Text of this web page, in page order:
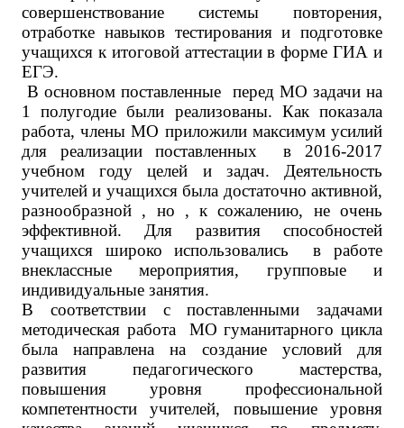
совершенствование системы повторения,
отработке навыков тестирования и подготовке
учащихся к итоговой аттестации в форме ГИА и
ЕГЭ.
В основном поставленные перед МО задачи на
1 полугодие были реализованы. Как показала
работа, члены МО приложили максимум усилий
для реализации поставленных в 2016-2017
учебном году целей и задач. Деятельность
учителей и учащихся была достаточно активной,
разнообразной , но , к сожалению, не очень
эффективной. Для развития способностей
учащихся широко использовались в работе
внеклассные мероприятия, групповые и
индивидуальные занятия.
В соответствии с поставленными задачами
методическая работа МО гуманитарного цикла
была направлена на создание условий для
развития педагогического мастерства,
повышения уровня профессиональной
компетентности учителей, повышение уровня